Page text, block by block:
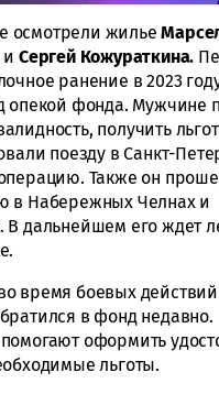
осмотрели жилье
иСергей Кожураткина.
ранение в 2023
опекой фонда. Мужчине
получить
поезду в Санкт-
Также он
в Набережных Челнах и
В дальнейшем его ждет
время боевых действий
в фонд недавно.
оформить
льготы.